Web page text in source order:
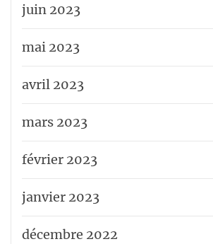
juin 2023
mai 2023
avril 2023
mars 2023
février 2023
janvier 2023
décembre 2022